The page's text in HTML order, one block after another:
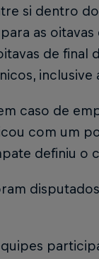
si dentro
as
de final
inclusive
em caso de
com um
definiu o